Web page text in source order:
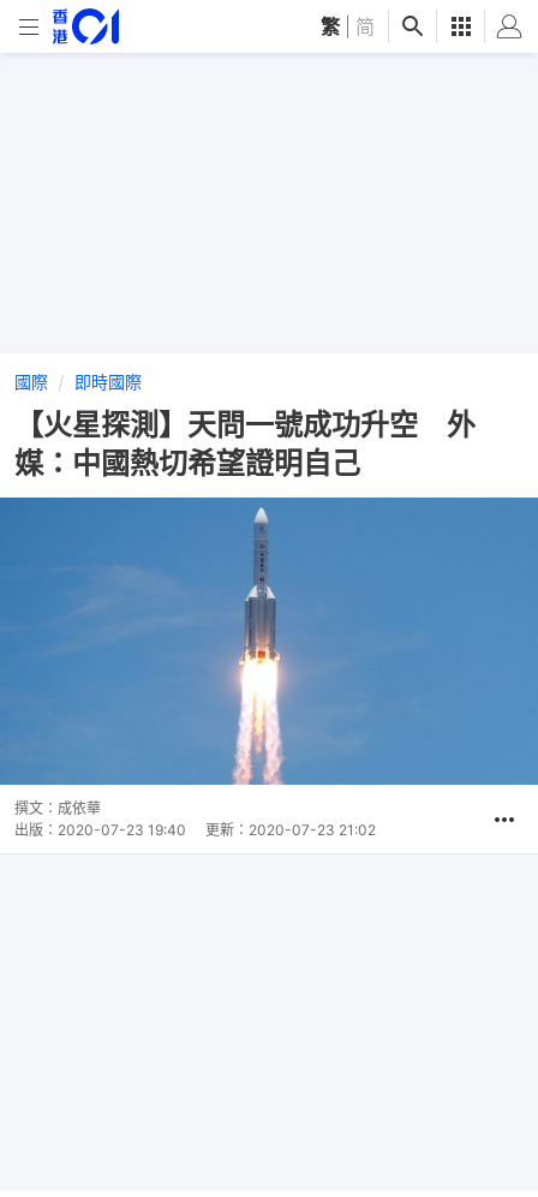
繁 简
國際 即時國際
【火星探測】天問一號成功升空 外
媒：中國熱切希望證明自己
撰文： 成依華
出版： 2020-07-23 19:40 更新： 2020-07-23 21:02